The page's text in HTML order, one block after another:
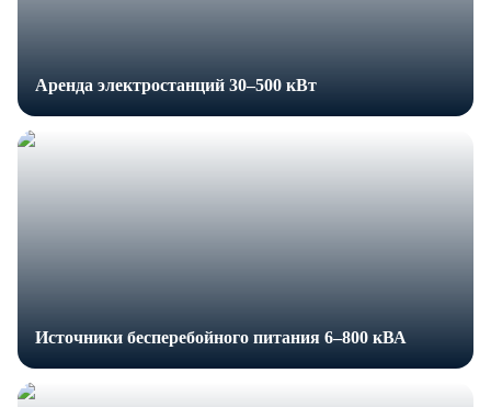
Аренда электростанций 30–500 кВт
Источники бесперебойного питания 6–800 кВА